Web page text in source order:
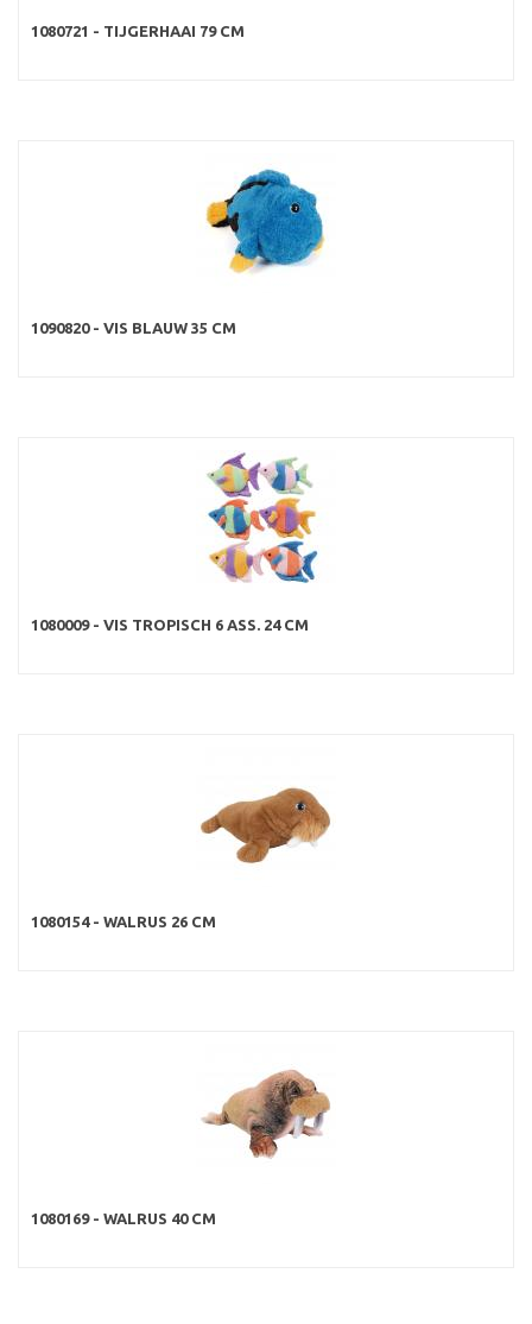
1080721 - TIJGERHAAI 79 CM
1090820 - VIS BLAUW 35 CM
1080009 - VIS TROPISCH 6 ASS. 24 CM
1080154 - WALRUS 26 CM
1080169 - WALRUS 40 CM